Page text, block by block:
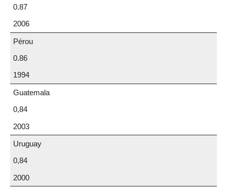
0.87
2006
Pérou
0.86
1994
Guatemala
0,84
2003
Uruguay
0,84
2000